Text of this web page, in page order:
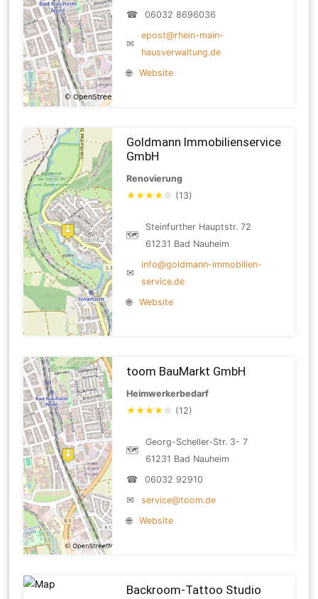
☎
06032 8696036
✉
epost@rhein-main-
hausverwaltung.de
🌐
Website
Goldmann Immobilienservice
GmbH
Renovierung
★★★★ ☆ (13)
🗺
Steinfurther Hauptstr. 72
61231 Bad Nauheim
✉
info@goldmann-immobilien-
service.de
🌐
Website
toom BauMarkt GmbH
Heimwerkerbedarf
★★★★ ☆ (12)
🗺
Georg-Scheller-Str. 3- 7
61231 Bad Nauheim
☎
06032 92910
✉
service@toom.de
🌐
Website
Backroom-Tattoo Studio